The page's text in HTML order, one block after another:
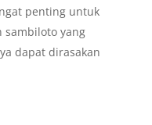
penting untuk
sambiloto yang
dapat dirasakan